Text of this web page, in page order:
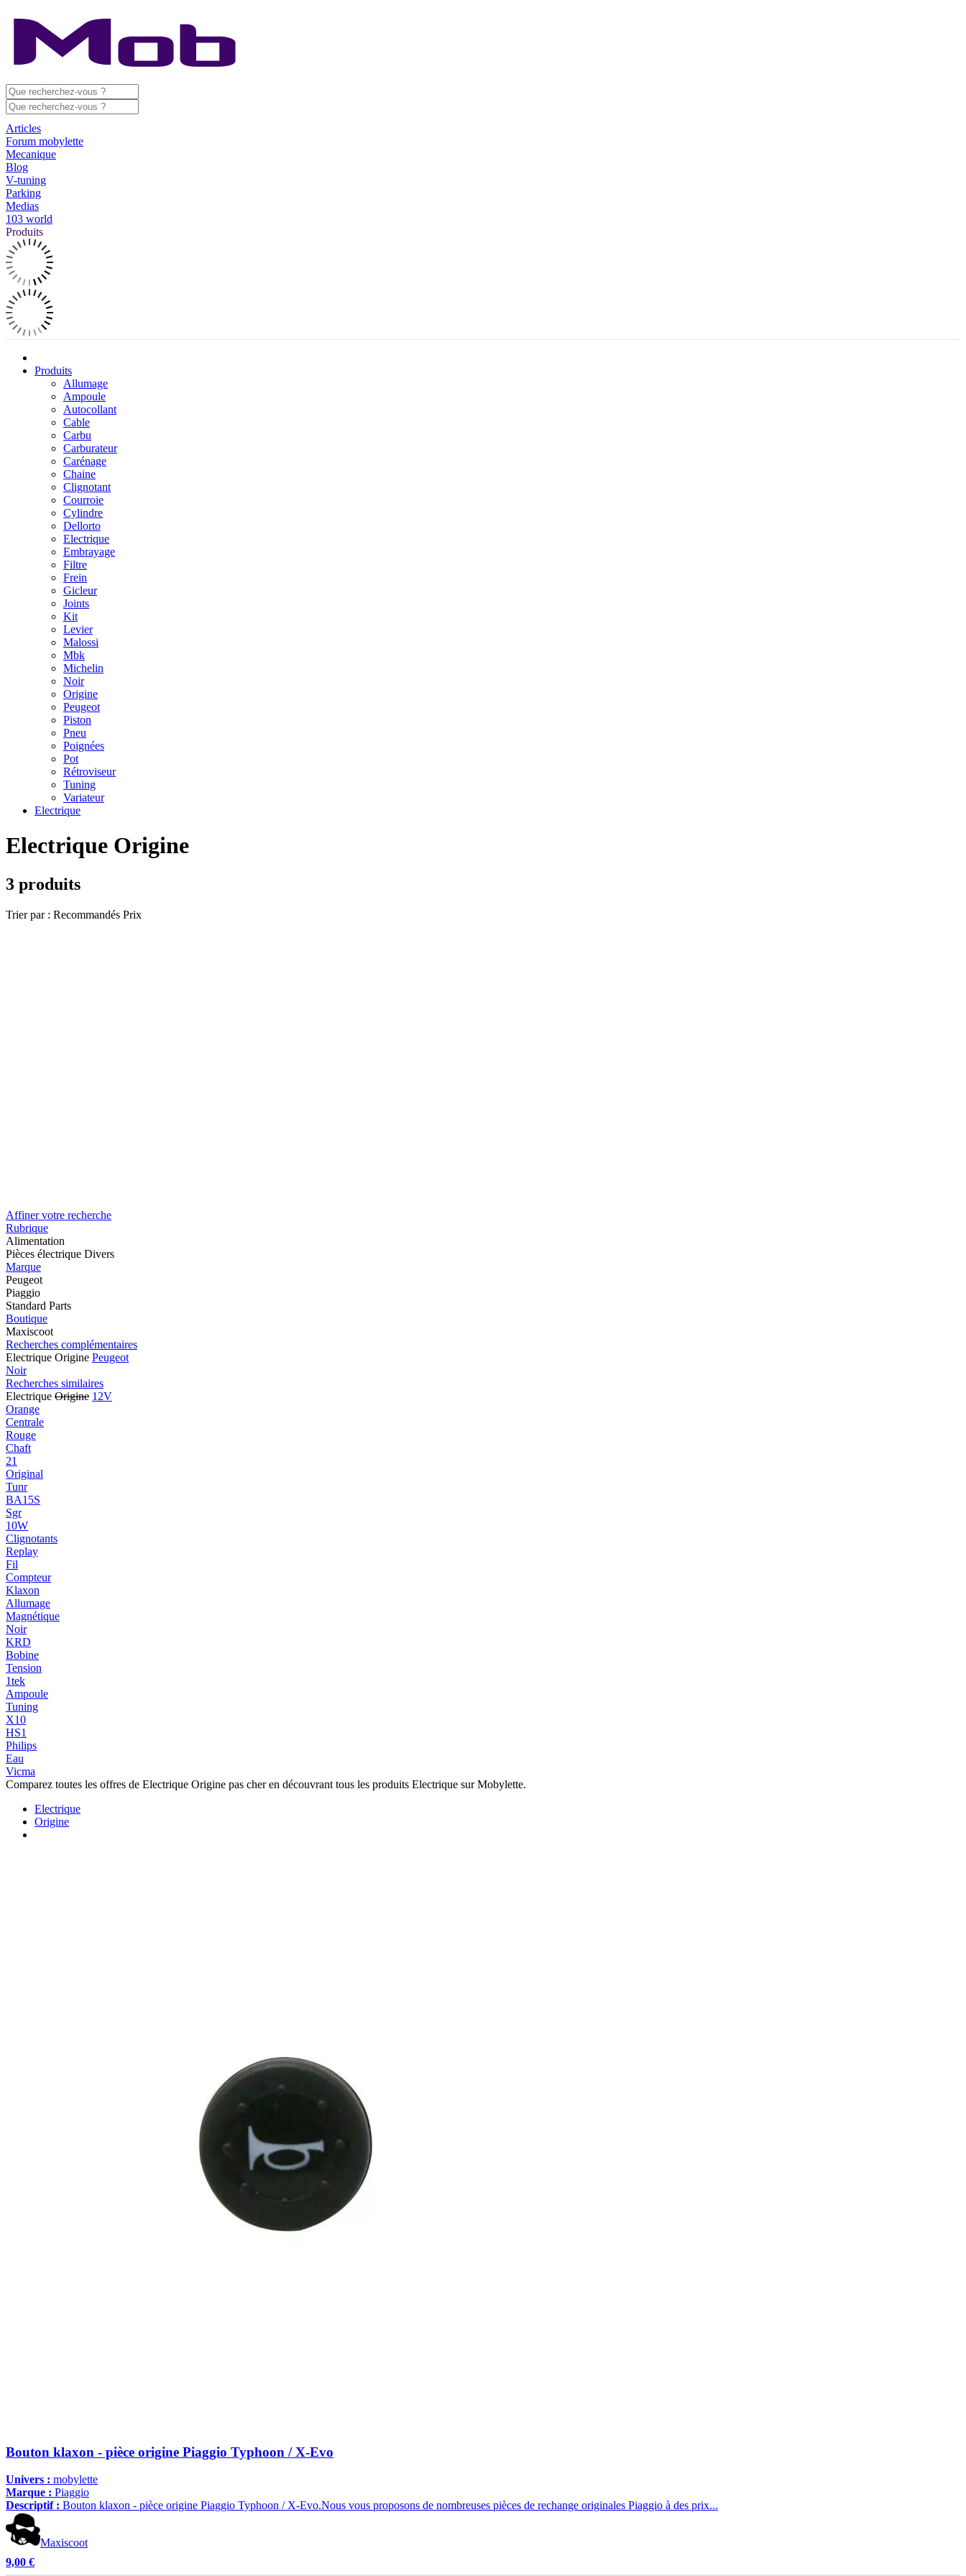
Articles
Forum mobylette
Mecanique
Blog
V-tuning
Parking
Medias
103 world
Produits
Produits
Allumage
Ampoule
Autocollant
Cable
Carbu
Carburateur
Carénage
Chaine
Clignotant
Courroie
Cylindre
Dellorto
Electrique
Embrayage
Filtre
Frein
Gicleur
Joints
Kit
Levier
Malossi
Mbk
Michelin
Noir
Origine
Peugeot
Piston
Pneu
Poignées
Pot
Rétroviseur
Tuning
Variateur
Electrique
Electrique Origine
3 produits
Trier par : Recommandés Prix
Affiner votre recherche
Rubrique
Alimentation
Pièces électrique Divers
Marque
Peugeot
Piaggio
Standard Parts
Boutique
Maxiscoot
Recherches complémentaires
Electrique Origine Peugeot
Noir
Recherches similaires
Electrique Origine 12V
Orange
Centrale
Rouge
Chaft
21
Original
Tunr
BA15S
Sgr
10W
Clignotants
Replay
Fil
Compteur
Klaxon
Allumage
Magnétique
Noir
KRD
Bobine
Tension
1tek
Ampoule
Tuning
X10
HS1
Philips
Eau
Vicma
Comparez toutes les offres de Electrique Origine pas cher en découvrant tous les produits Electrique sur Mobylette.
Electrique
Origine
Bouton klaxon - pièce origine Piaggio Typhoon / X-Evo
Univers : mobylette
Marque : Piaggio
Descriptif : Bouton klaxon - pièce origine Piaggio Typhoon / X-Evo.Nous vous proposons de nombreuses pièces de rechange originales Piaggio à des prix...
Maxiscoot
9,00 €